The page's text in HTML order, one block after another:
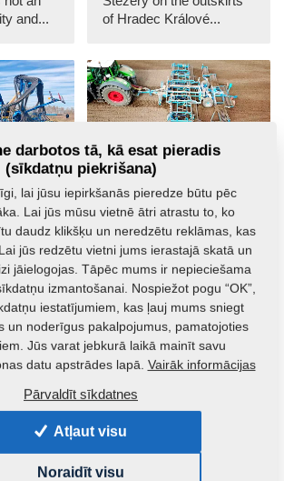
and...
of Hradec Králové...
of
drill
+
in the
of the...
AGM
Kompaktomat K
1000 PS in
combination with
crumbling rollers
19. 5. 2021
The new set, composed
at the customer's
request, from the
Kompaktomat K 1000...
darbotos tā, kā esat pieradis
(sīkdatņu piekrišana)
lai jūsu iepirkšanās pieredze būtu pēc
Lai jūs mūsu vietnē ātri atrastu to, ko
daudz klikšķu un neredzētu reklāmas, kas
jūs redzētu vietni jums ierastajā skatā un
jāielogojas. Tāpēc mums ir nepieciešama
izmantošanai. Nospiežot pogu “OK”,
iestatījumiem, kas ļauj mums sniegt
un noderīgus pakalpojumus, pamatojoties
Jūs varat jebkurā laikā mainīt savu
datu apstrādes lapā. Vairāk informācijas
Pārvaldīt sīkdatnes
Atļaut visu
Noraidīt visu